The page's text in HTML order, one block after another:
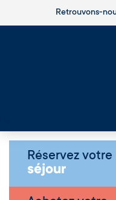
Retrouvons-
Réservez votre
séjour